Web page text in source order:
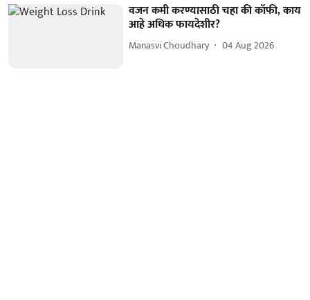
वजन कमी करण्यासाठी चहा की कॉफी, काय
आहे अधिक फायदेशीर?
Manasvi Choudhary 04 Aug 2026